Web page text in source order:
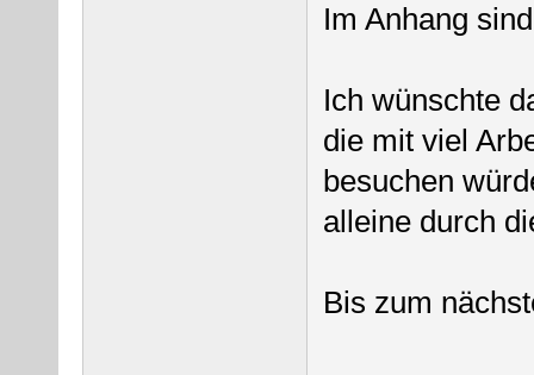
Im Anhang
Ich wünschte
die mit viel
besuchen
alleine durch
Bis zum